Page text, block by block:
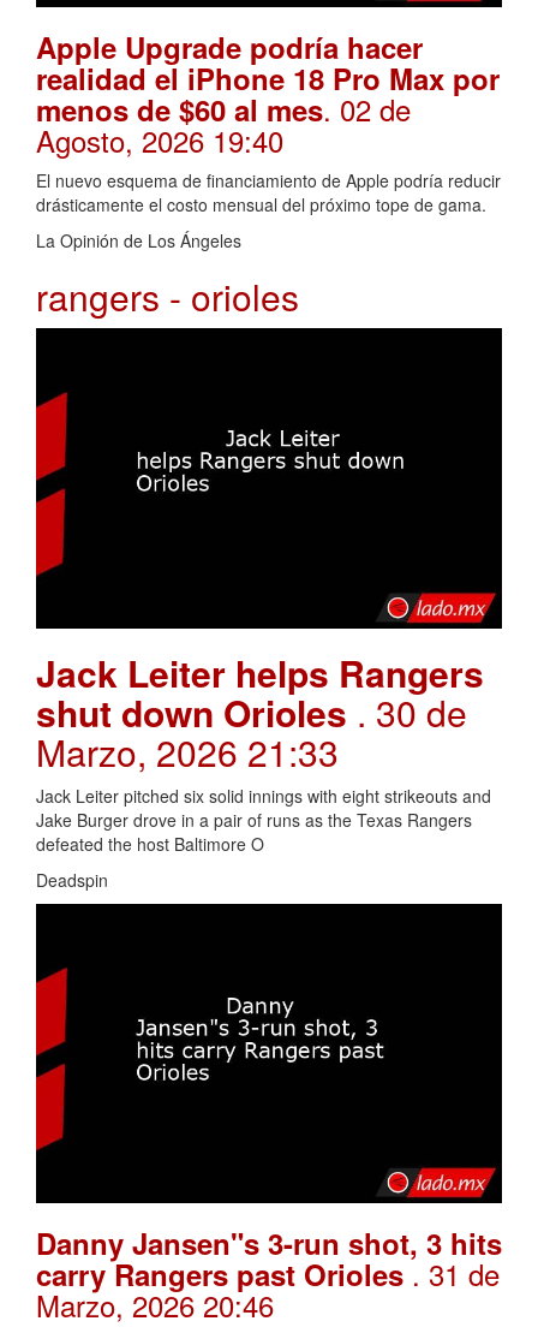
Apple Upgrade podría hacer
realidad el iPhone 18 Pro Max por
menos de $60 al mes. 02 de
Agosto, 2026 19:40
El nuevo esquema de financiamiento de Apple podría reducir
drásticamente el costo mensual del próximo tope de gama.
La Opinión de Los Ángeles
rangers - orioles
Jack Leiter helps Rangers
shut down Orioles . 30 de
Marzo, 2026 21:33
Jack Leiter pitched six solid innings with eight strikeouts and
Jake Burger drove in a pair of runs as the Texas Rangers
defeated the host Baltimore O
Deadspin
Danny Jansen"s 3-run shot, 3 hits
carry Rangers past Orioles . 31 de
Marzo, 2026 20:46